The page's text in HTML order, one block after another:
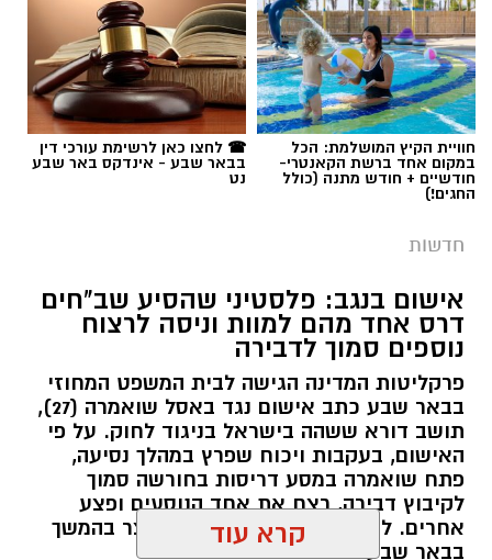
תגים:רמ''י
קרדיט: רמ"י
חוויית הקיץ המושלמת: הכל
במקום אחד ברשת הקאנטרי-
חודשיים + חודש מתנה (כולל
החגים!)
☎ לחצו כאן לרשימת עורכי דין
בבאר שבע - אינדקס באר שבע
נט
חדשות
אישום בנגב: פלסטיני שהסיע שב"חים
דרס אחד מהם למוות וניסה לרצוח
נוספים סמוך לדבירה
פרקליטות המדינה הגישה לבית המשפט המחוזי
בבאר שבע כתב אישום נגד באסל שואמרה (27),
תושב דורא ששהה בישראל בניגוד לחוק. על פי
האישום, בעקבות ויכוח שפרץ במהלך נסיעה,
פתח שואמרה במסע דריסות בחורשה סמוך
לקיבוץ דבירה, רצח את אחד הנוסעים ופצע
אחרים. לאחר מכן נמלט מהזירה ונעצר בהמשך
בבאר שבע.
קרא עוד